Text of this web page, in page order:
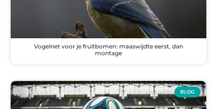
Vogelnet voor je fruitbomen: maaswijdte eerst, dan
montage
BLOG